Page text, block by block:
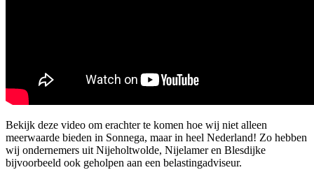
Bekijk deze video om erachter te komen hoe wij niet alleen
meerwaarde bieden in Sonnega, maar in heel Nederland! Zo hebben
wij ondernemers uit Nijeholtwolde, Nijelamer en Blesdijke
bijvoorbeeld ook geholpen aan een belastingadviseur.